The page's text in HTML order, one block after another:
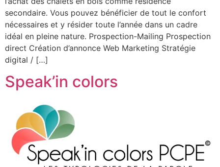
secondaire. Vous pouvez bénéficier de tout le confort
nécessaires et y résider toute l’année dans un cadre
idéal en pleine nature. Prospection-Mailing Prospection
direct Création d’annonce Web Marketing Stratégie
digital / […]
Speak’in colors